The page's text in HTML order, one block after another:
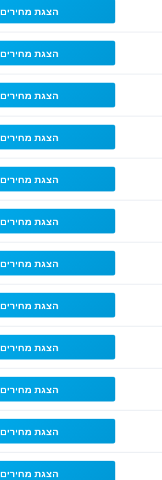
הצגת מחירים
הצגת מחירים
הצגת מחירים
הצגת מחירים
הצגת מחירים
הצגת מחירים
הצגת מחירים
הצגת מחירים
הצגת מחירים
הצגת מחירים
הצגת מחירים
הצגת מחירים